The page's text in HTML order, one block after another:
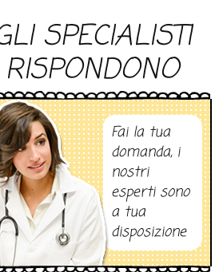
SPECIALISTI
RISPONDONO
Fai la tua
domanda, i
nostri
esperti sono
a tua
disposizione